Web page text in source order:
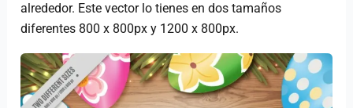
alrededor. Este vector lo tienes en dos tamaños
diferentes 800 x 800px y 1200 x 800px.